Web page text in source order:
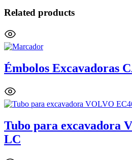
Related products
Émbolos Excavadoras
Tubo para excavadora
LC